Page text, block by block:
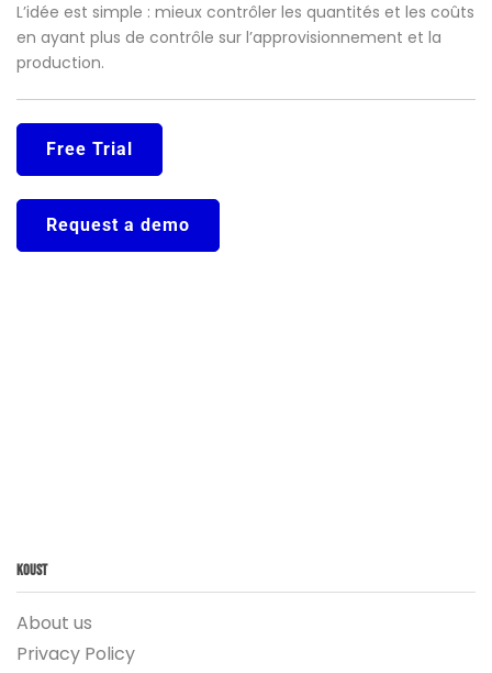
L’idée est simple : mieux contrôler les quantités et les coûts
en ayant plus de contrôle sur l’approvisionnement et la
production.
Free Trial
Request a demo
Koust
About us
Privacy Policy